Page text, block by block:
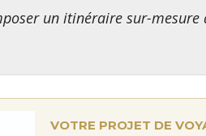
un itinéraire sur-
VOTRE PROJET DE